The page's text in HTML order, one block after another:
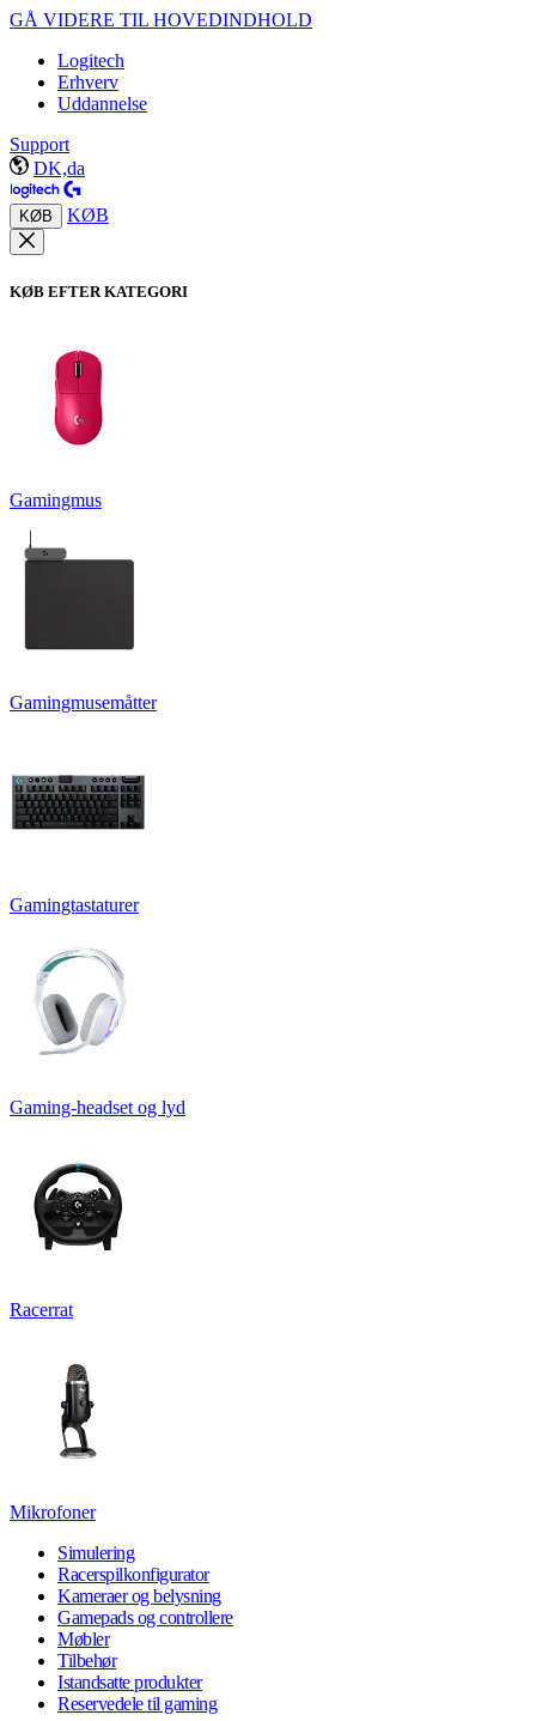
GÅ VIDERE TIL HOVEDINDHOLD
Logitech
Erhverv
Uddannelse
Support
DK,da
KØB KØB
KØB EFTER KATEGORI
Gamingmus
Gamingmusemåtter
Gamingtastaturer
Gaming-headset og lyd
Racerrat
Mikrofoner
Simulering
Racerspilkonfigurator
Kameraer og belysning
Gamepads og controllere
Møbler
Tilbehør
Istandsatte produkter
Reservedele til gaming